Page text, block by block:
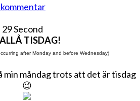
kommentar
Second
TISDAG!
after Monday and before Wednesday)
måndag trots att det är tisdag
😉